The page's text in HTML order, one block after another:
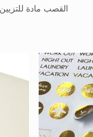
القصب مادة للتزيين